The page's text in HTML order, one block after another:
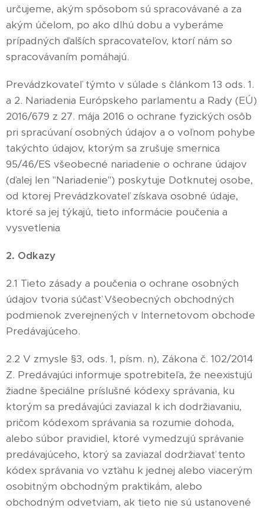
určujeme, akým spôsobom sú spracovávané a za
akým účelom, po ako dlhú dobu a vyberáme
prípadných ďalších spracovateľov, ktorí nám so
spracovávaním pomáhajú.
​Prevádzkovateľ týmto v súlade s článkom 13 ods. 1.
a 2. Nariadenia Európskeho parlamentu a Rady (EÚ)
2016/679 z 27. mája 2016 o ochrane fyzických osôb
pri spracúvaní osobných údajov a o voľnom pohybe
takýchto údajov, ktorým sa zrušuje smernica
95/46/ES všeobecné nariadenie o ochrane údajov
(ďalej len "Nariadenie") poskytuje Dotknutej osobe,
od ktorej Prevádzkovateľ získava osobné údaje,
ktoré sa jej týkajú, tieto informácie poučenia a
vysvetlenia
2. Odkazy
2.1 Tieto zásady a poučenia o ochrane osobných
údajov tvoria súčasť Všeobecných obchodných
podmienok zverejnených v Internetovom obchode
Predávajúceho.
2.2 V zmysle §3, ods. 1, písm. n), Zákona č. 102/2014
Z. Predávajúci informuje spotrebiteľa, že neexistujú
žiadne špeciálne príslušné kódexy správania, ku
ktorým sa predávajúci zaviazal k ich dodržiavaniu,
pričom kódexom správania sa rozumie dohoda,
alebo súbor pravidiel, ktoré vymedzujú správanie
predávajúceho, ktorý sa zaviazal dodržiavať tento
kódex správania vo vzťahu k jednej alebo viacerým
osobitným obchodným praktikám, alebo
obchodným odvetviam, ak tieto nie sú ustanovené